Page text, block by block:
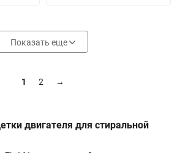
Показать еще
1 2 →
двигателя для стиральной